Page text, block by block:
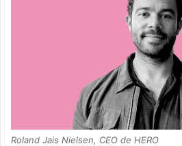
Roland Jais Nielsen, CEO de HERO